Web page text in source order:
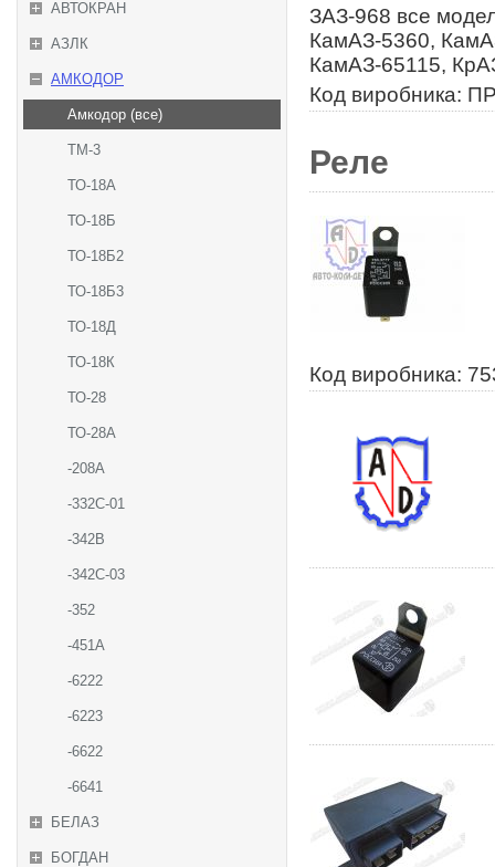
АВТОКРАН
АЗЛК
АМКОДОР
Амкодор (все)
ТМ-3
ТО-18А
ТО-18Б
ТО-18Б2
ТО-18Б3
ТО-18Д
ТО-18К
ТО-28
ТО-28А
-208А
-332С-01
-342В
-342С-03
-352
-451А
-6222
-6223
-6622
-6641
БЕЛАЗ
БОГДАН
ЗАЗ-968 все
КамАЗ-5360,
КамАЗ-65115,
Код виробника:
Реле
Код виробника: